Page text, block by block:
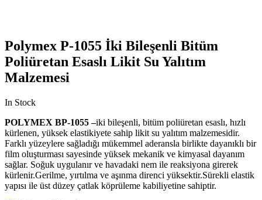
Polymex P-1055 İki Bileşenli Bitüm
Poliüretan Esaslı Likit Su Yalıtım
Malzemesi
In Stock
POLYMEX BP-1055 –iki bileşenli, bitüm poliüretan esaslı, hızlı
kürlenen, yüksek elastikiyete sahip likit su yalıtım malzemesidir.
Farklı yüzeylere sağladığı mükemmel aderansla birlikte dayanıklı bir
film oluşturması sayesinde yüksek mekanik ve kimyasal dayanım
sağlar. Soğuk uygulanır ve havadaki nem ile reaksiyona girerek
kürlenir.Gerilme, yırtılma ve aşınma direnci yüksektir.Sürekli elastik
yapısı ile üst düzey çatlak köprüleme kabiliyetine sahiptir.